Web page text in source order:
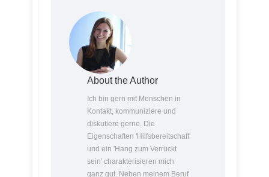
About the Author
Ich bin gern mit Menschen in
Kontakt, kommuniziere und
diskutiere gerne. Die
Eigenschaften 'Hilfsbereitschaft'
und ein 'Hang zum Verrückt
sein' charakterisieren mich
ganz gut. Neben meinem Beruf